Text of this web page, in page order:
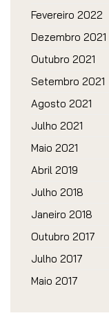
Fevereiro 2022
Dezembro 2021
Outubro 2021
Setembro 2021
Agosto 2021
Julho 2021
Maio 2021
Abril 2019
Julho 2018
Janeiro 2018
Outubro 2017
Julho 2017
Maio 2017